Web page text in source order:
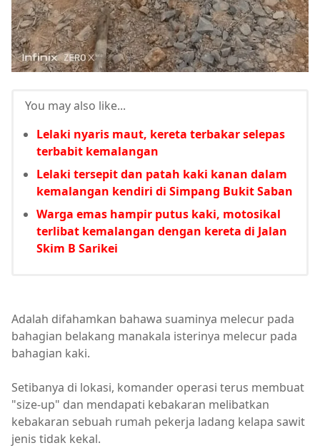
You may also like...
Lelaki nyaris maut, kereta terbakar selepas
terbabit kemalangan
Lelaki tersepit dan patah kaki kanan dalam
kemalangan kendiri di Simpang Bukit Saban
Warga emas hampir putus kaki, motosikal
terlibat kemalangan dengan kereta di Jalan
Skim B Sarikei
Adalah difahamkan bahawa suaminya melecur pada
bahagian belakang manakala isterinya melecur pada
bahagian kaki.
Setibanya di lokasi, komander operasi terus membuat
"size-up" dan mendapati kebakaran melibatkan
kebakaran sebuah rumah pekerja ladang kelapa sawit
jenis tidak kekal.